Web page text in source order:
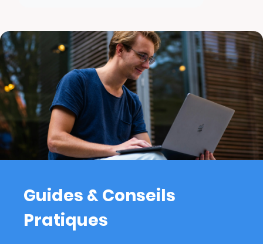
Guides & Conseils
Pratiques